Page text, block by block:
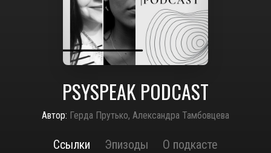
PSYSPEAK PODCAST
Автор: Герда Прутько, Александра Тамбовцева
Ссылки Эпизоды О подкасте